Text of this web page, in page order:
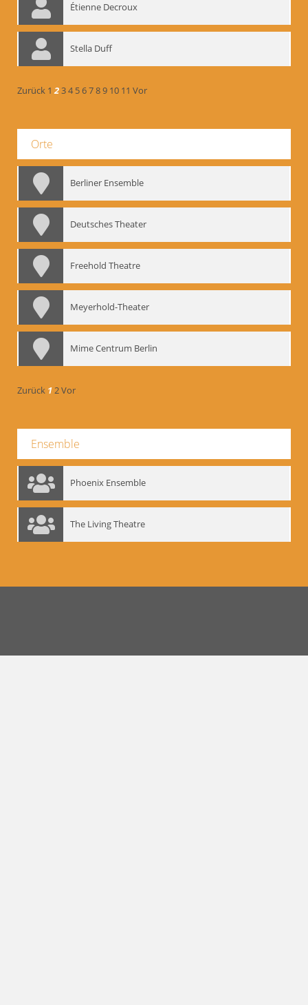
Étienne Decroux
Stella Duff
Zurück 1 234 56789 10 11 Vor
Orte
Berliner Ensemble
Deutsches Theater
Freehold Theatre
Meyerhold-Theater
Mime Centrum Berlin
Zurück 12Vor
Ensemble
Phoenix Ensemble
The Living Theatre